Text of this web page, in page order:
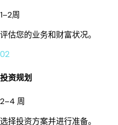
1–2周
评估您的业务和财富状况。
02
投资规划
2–4 周
选择投资方案并进行准备。